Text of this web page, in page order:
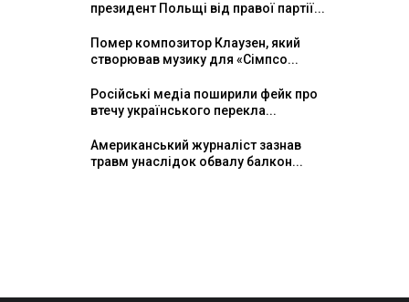
президент Польщі від правої партії...
Помер композитор Клаузен, який
створював музику для «Сімпсо...
Російські медіа поширили фейк про
втечу українського перекла...
Американський журналіст зазнав
травм унаслідок обвалу балкон...